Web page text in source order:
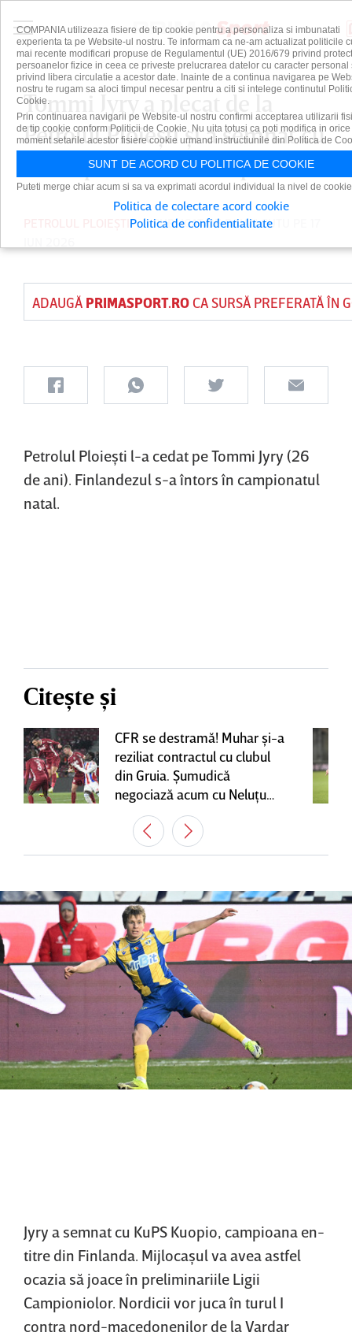
Tommi Jyry a plecat de la
Petrolul Ploieşti şi a semnat cu
o campioană din Europa
PUBLICAT DEDAIAN CUTU
ADAUGĂ PRIMASPORT.ROCA SURSĂ PREFERATĂ ÎN
Petrolul Ploieşti l-a cedat pe Tommi Jyry (26
de ani). Finlandezul s-a întors în campionatul
natal.
Citește și
CFR se destramă! Muhar şi-a
reziliat contractul cu clubul
din Gruia. Şumudică
negociază acum cu Neluţu
Varga, care mai are o
variantă pentru banca tehnică
| EXCLUSIV
Jyry a semnat cu KuPS Kuopio, campioana en-
titre din Finlanda. Mijlocaşul va avea astfel
ocazia să joace în preliminariile Ligii
Campioniolor. Nordicii vor juca în turul I
contra nord-macedonenilor de la Vardar
COMPANIA utilizeaza fisiere de tip cookie pentru a personaliza si imbunatati
experienta ta pe Website-ul nostru. Te informam ca ne-am actualizat politicile
mai recente modificari propuse de Regulamentul (UE) 2016/679 privind
persoanelor fizice in ceea ce priveste prelucrarea datelor cu caracter personal
privind libera circulatie a acestor date. Inainte de a continua navigarea pe
nostru te rugam sa aloci timpul necesar pentru a citi si intelege continutul
Cookie.
Prin continuarea navigarii pe Website-ul nostru confirmi acceptarea utilizarii
de tip cookie conform Politicii de Cookie. Nu uita totusi ca poti modifica in orice
moment setarile acestor fisiere cookie urmand instructiunile din Politica de
SUNT DE ACORD CU POLITICA DE COOKIE
Puteti merge chiar acum si sa va exprimati acordul individual la nivel de
Politica de colectare acord cookie
Politica de confidentialitate